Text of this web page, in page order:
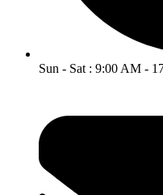
Sun - Sat : 9:00 AM -